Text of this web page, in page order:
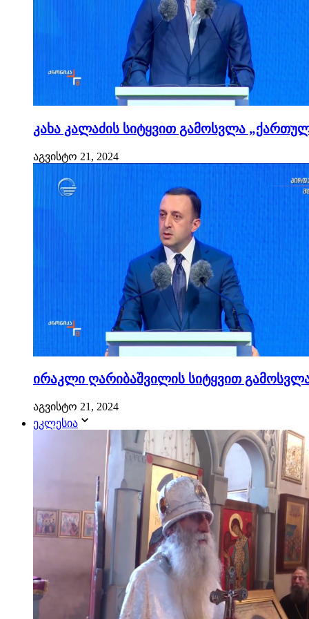
კახა კალაძის სიტყვით გამოსვლა
აგვისტო 21, 2024
ირაკლი ღარიბაშვილის სიტყვით
აგვისტო 21, 2024
ეკლესია